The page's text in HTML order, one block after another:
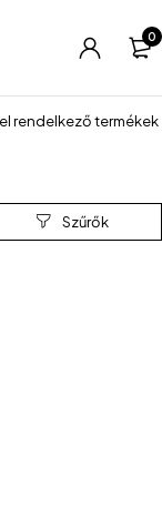
0
rendelkező termékek